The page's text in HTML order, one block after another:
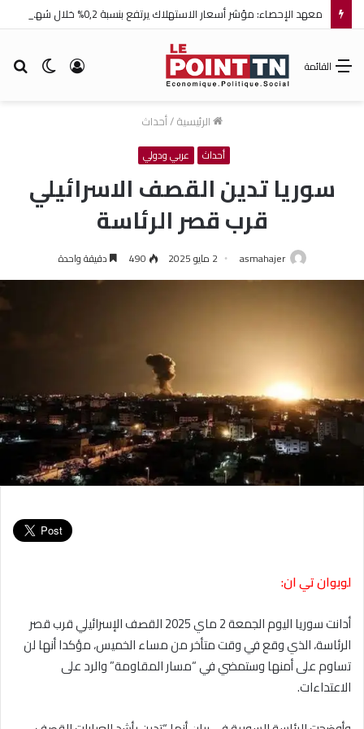
معهد الإحصاء: مؤشر أسعار الاستهلاك يرتفع بنسبة 0,2% خلال شهر جويلية 2026
الوضع تسجيل
القائمة
الرئيسية/أحداث
أحداث عربي ودولي
سوريا تدين القصف الاسرائيلي
قرب قصر الرئاسة
asmahajer 2 مايو 2025 490 دقيقة واحدة
لوبوان تي ان:
أدانت سوريا اليوم الجمعة 2 ماي 2025 القصف الإسرائيلي قرب قصر
الرئاسة، الذي وقع في وقت متأخر من مساء الخميس، مؤكدا أنها لن
تساوم على أمنها وستمضي في “مسار المقاومة” والرد على
الاعتداءات.